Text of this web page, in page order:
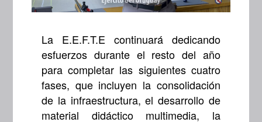
La E.E.F.T.E continuará dedicando
esfuerzos durante el resto del año
para completar las siguientes cuatro
fases, que incluyen la consolidación
de la infraestructura, el desarrollo de
material didáctico multimedia, la